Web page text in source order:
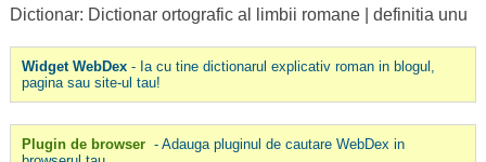
Dictionar: Dictionar ortografic al limbii romane| definitia unu
Widget WebDex- Ia cu tine dictionarul explicativ roman in blogul,
pagina sau site-ul tau!
Plugin de browser - Adauga pluginul de cautare WebDex in